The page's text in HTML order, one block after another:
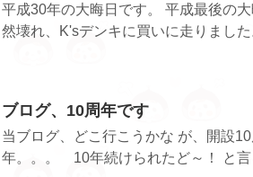
平成30年の大晦日です。 平成最後の
然壊れ、K'sデンキに買いに走りまし
ブログ、10周年です
当ブログ、どこ行こうかな が、開設
年。。。 10年続けられたど～！ と言